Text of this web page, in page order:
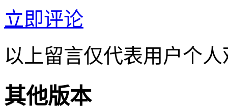
立即评论
以上留言仅代表用户个
其他版本